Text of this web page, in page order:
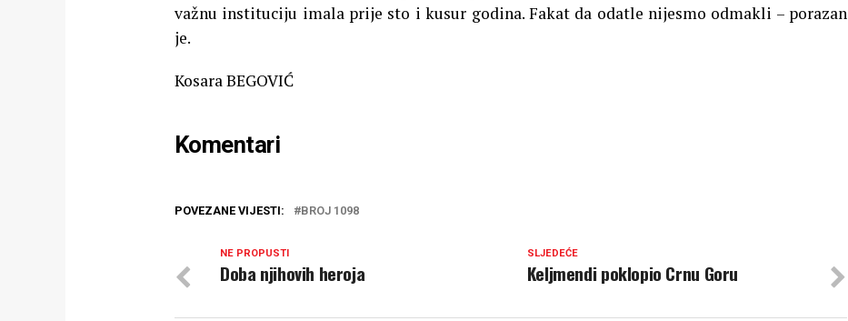
važnu instituciju imala prije sto i kusur godina. Fakat da odatle nijesmo odmakli – porazan
je.
Kosara BEGOVIĆ
Komentari
POVEZANE VIJESTI: BROJ 1098
SLJEDEĆE
Keljmendi poklopio Crnu Goru
NE PROPUSTI
Doba njihovih heroja